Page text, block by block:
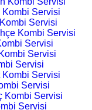
Servisi
Servisi
Kombi Servisi
Servisi
Servisi
Servisi
Kombi Servisi
Servisi
Kombi Servisi
Servisi